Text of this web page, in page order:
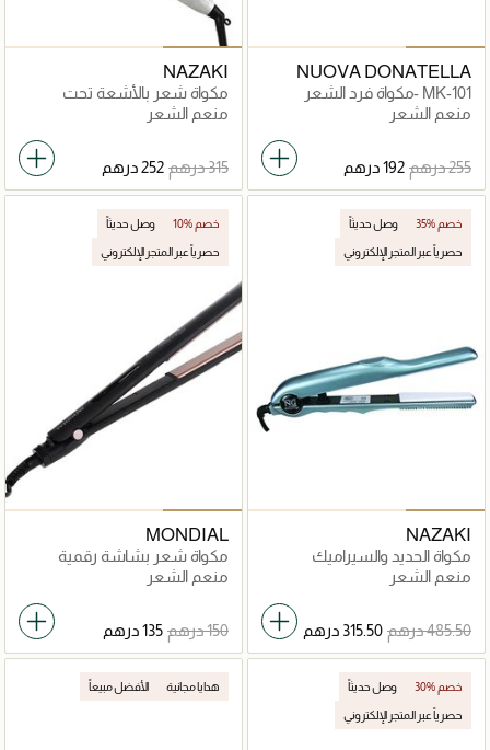
NUOVA DONATELLA
MK-101 -مكواة فرد الشعر
منعم الشعر
NAZAKI
مكواة شعر بالأشعة تحت
الحمراء نازاكي برو
منعم الشعر
35% خصم وصل حديثاً
حصرياً عبر المتجر الإلكتروني
NAZAKI
مكواة الحديد والسيراميك
منعم الشعر
10% خصم وصل حديثاً
حصرياً عبر المتجر الإلكتروني
MONDIAL
مكواة شعر بشاشة رقمية
منعم الشعر
30% خصم وصل حديثاً
حصرياً عبر المتجر الإلكتروني
هدايا مجانية الأفضل مبيعاً